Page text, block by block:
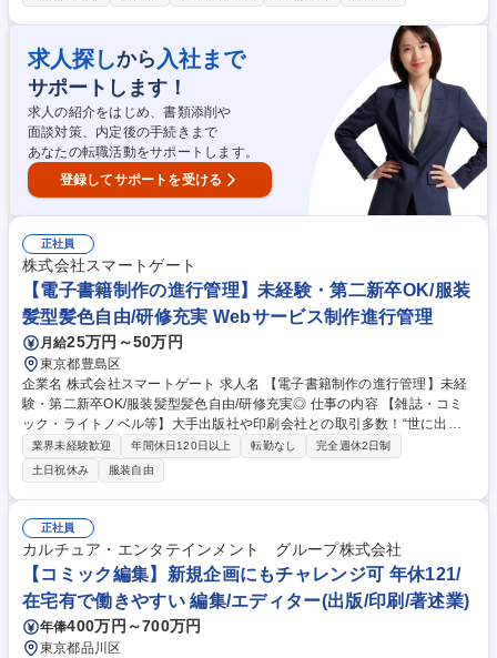
コミックの制作 ■クリエイター（漫画家、原作者）とのスケジュール調整
■クリエイター（漫画家、原作者）のスカウト■掲載コミック企画の立案 ■
企画の方針や構成などの検討 ■配信データ入稿の補助 ■作品のデータ整理
■市場調査 ■SNS運用 ■販促資料の作成 ※男性向け/女性向け/TLなどご関
心のある業務に従事いただけるポジションをご提供します 募集職種 エン
タメ/広告(営業系)経験歓迎【漫画編集者】DMMグループ/正社員登用実績1
00%
求人探しから 入社まで
サポートします！
求人の紹介をはじめ、書類添削や
面談対策、内定後の手続きまで
あなたの転職活動をサポートします。
登録してサポートを受ける
正社員
株式会社スマートゲート
【電子書籍制作の進行管理】未経験・第二新卒OK/服装
髪型髪色自由/研修充実 Webサービス制作進行管理
月給25万円～50万円
東京都豊島区
企業名 株式会社スマートゲート 求人名 【電子書籍制作の進行管理】未経
験・第二新卒OK/服装髪型髪色自由/研修充実◎ 仕事の内容 【雑誌・コミ
ック・ライトノベル等】大手出版社や印刷会社との取引多数！“世に出る
前”の電子書籍制作におけるアシスタント業務から進行管理をお任せ。マ
ニュアル完備・研修体制充実のため、未経験の方歓迎です。 ◆電子書籍デ
ータのチェック（PDF・EPUB）◆入稿データの準備サポート ◆制作の進
行管理◆クライアント対応◆お見積もり作成◆電子書籍ファイルの作成・
電子書店への入稿 ※上記業務の中から、適性を考慮してお任せします！
漫画や小説などの情報をいち早くキャッチできることや、手掛けた書籍が
オンライン書店に並んだときの喜びが働く醍醐味です！ 募集職種 【電子
書籍制作の進行管理】未経験・第二新卒OK/服装髪型髪色自由/研修充実◎
業界未経験歓迎 年間休日120日以上 転勤なし
完全週休2日制
土日祝休み
服装自由
正社員
カルチュア・エンタテインメント グループ株式会社
【コミック編集】新規企画にもチャレンジ可 年休121/
在宅有で働きやすい 編集/エディター(出版/印刷/著述業)
年俸400万円～700万円
東京都品川区